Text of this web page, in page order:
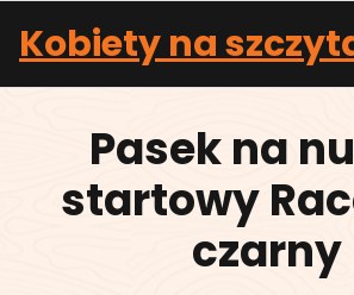
content
Kobiety na
Pasek na
startowy
czarny